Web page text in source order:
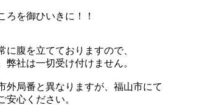
ろを御ひいきに！！
腹を立てておりますので、
社は一切受け付けません。
局番と異なりますが、福山市にて
心ください。